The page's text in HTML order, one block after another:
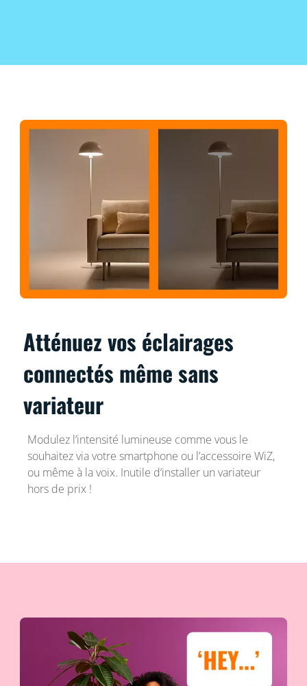
Atténuez vos éclairages
connectés même sans
variateur
Modulez l’intensité lumineuse comme vous le
souhaitez via votre smartphone ou l’accessoire WiZ,
ou même à la voix. Inutile d’installer un variateur
hors de prix !